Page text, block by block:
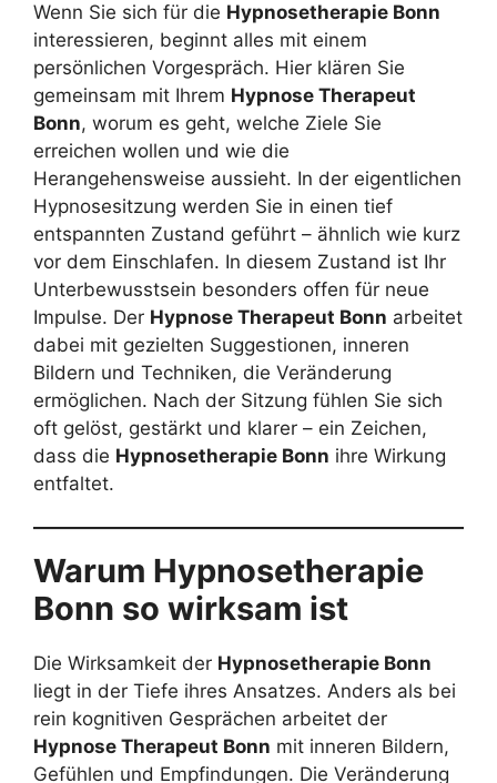
Wenn Sie sich für die Hypnosetherapie Bonn
interessieren, beginnt alles mit einem
persönlichen Vorgespräch. Hier klären Sie
gemeinsam mit Ihrem Hypnose Therapeut
Bonn, worum es geht, welche Ziele Sie
erreichen wollen und wie die
Herangehensweise aussieht. In der eigentlichen
Hypnosesitzung werden Sie in einen tief
entspannten Zustand geführt – ähnlich wie kurz
vor dem Einschlafen. In diesem Zustand ist Ihr
Unterbewusstsein besonders offen für neue
Impulse. Der Hypnose Therapeut Bonn arbeitet
dabei mit gezielten Suggestionen, inneren
Bildern und Techniken, die Veränderung
ermöglichen. Nach der Sitzung fühlen Sie sich
oft gelöst, gestärkt und klarer – ein Zeichen,
dass die Hypnosetherapie Bonn ihre Wirkung
entfaltet.
Warum Hypnosetherapie
Bonn so wirksam ist
Die Wirksamkeit der Hypnosetherapie Bonn
liegt in der Tiefe ihres Ansatzes. Anders als bei
rein kognitiven Gesprächen arbeitet der
Hypnose Therapeut Bonn mit inneren Bildern,
Gefühlen und Empfindungen. Die Veränderung